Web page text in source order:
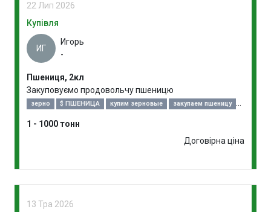
22 Лип 2026
Купівля
ИГ
Игорь
-
Пшениця, 2кл
Закуповуємо продовольчу пшеницю
зерно $ ПШЕНИЦА купим зерновые
закупаем пшеницу
1 - 1000 тонн
Договірна ціна
13 Тра 2026